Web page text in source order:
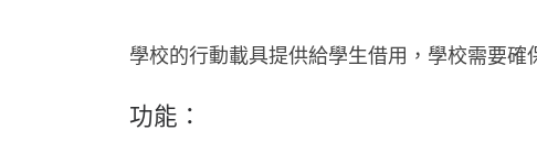
學校的行動載具提供給學生借用，學校需要
功能：